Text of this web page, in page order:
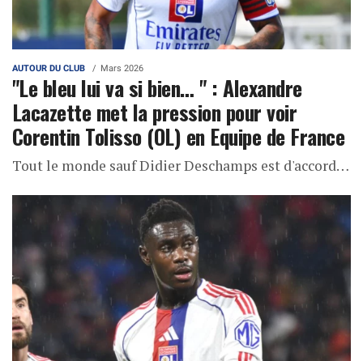
AUTOUR DU CLUB Mars 2026
"Le bleu lui va si bien… " : Alexandre
Lacazette met la pression pour voir
Corentin Tolisso (OL) en Equipe de France
Tout le monde sauf Didier Deschamps est d'accord…